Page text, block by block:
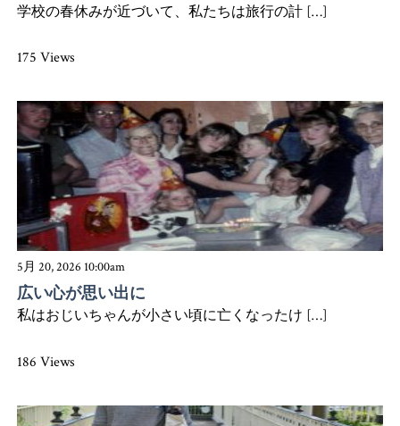
学校の春休みが近づいて、私たちは旅行の計 […]
175 Views
5月 20, 2026 10:00am
広い心が思い出に
私はおじいちゃんが小さい頃に亡くなったけ […]
186 Views